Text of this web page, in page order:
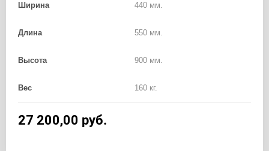
Ширина 440 мм.
Длина 550 мм.
Высота 900 мм.
Вес 160 кг.
27 200,00 руб.